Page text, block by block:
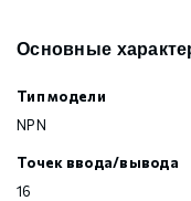
Основные
Тип модели
NPN
Точек ввода/вывода
16